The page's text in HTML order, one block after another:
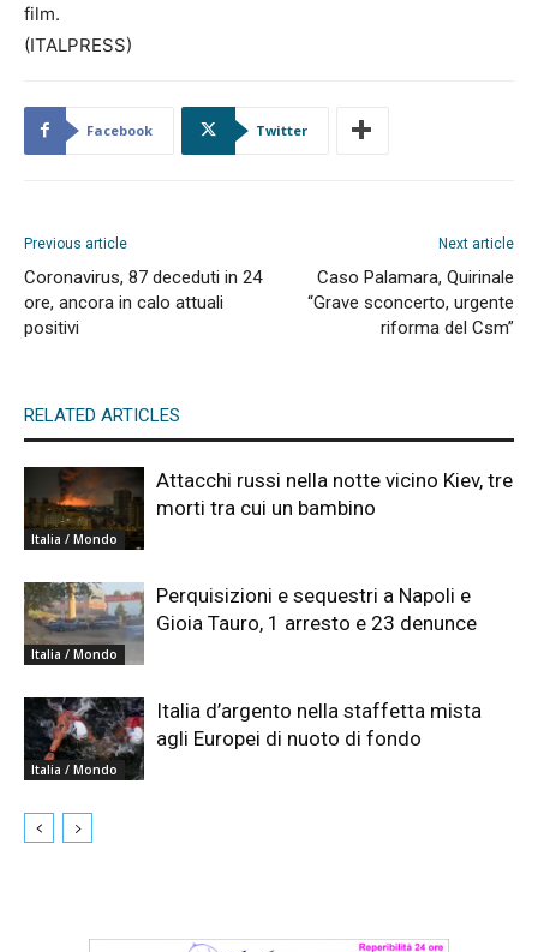
film.
(ITALPRESS)
Facebook Twitter
Previous article
Coronavirus, 87 deceduti in 24
ore, ancora in calo attuali
positivi
Next article
Caso Palamara, Quirinale
“Grave sconcerto, urgente
riforma del Csm”
RELATED ARTICLES
Italia / Mondo
Attacchi russi nella notte vicino Kiev, tre
morti tra cui un bambino
Italia / Mondo
Perquisizioni e sequestri a Napoli e
Gioia Tauro, 1 arresto e 23 denunce
Italia / Mondo
Italia d’argento nella staffetta mista
agli Europei di nuoto di fondo